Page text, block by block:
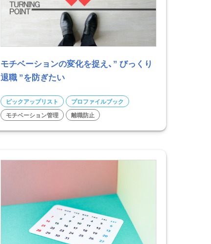
モチベーションの変化を捉え、” びっくり
退職 ”を防ぎたい
ピックアップリスト
プロファイルブック
モチベーション管理
離職防止